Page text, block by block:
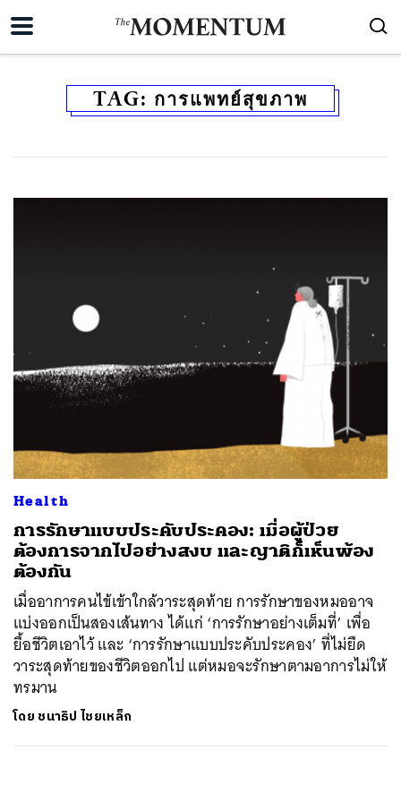
TAG: การแพทย์สุขภาพ
Health
การรักษาแบบประคับประคอง: เมื่อผู้ป่วย
ต้องการจากไปอย่างสงบ และญาติก็เห็นพ้อง
ต้องกัน
เมื่ออาการคนไข้เข้าใกล้วาระสุดท้าย การรักษาของหมออาจ
แบ่งออกเป็นสองเส้นทาง ได้แก่ ‘การรักษาอย่างเต็มที่’ เพื่อ
ยื้อชีวิตเอาไว้ และ ‘การรักษาแบบประคับประคอง’ ที่ไม่ยืด
วาระสุดท้ายของชีวิตออกไป แต่หมอจะรักษาตามอาการไม่ให้
ทรมาน
โดย ชนาธิป ไชยเหล็ก
ค้นหา